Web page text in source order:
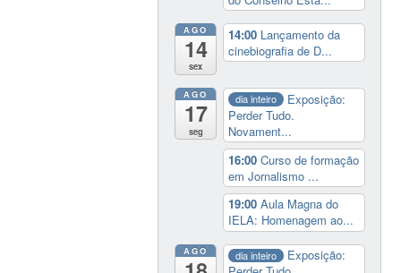
AGO
14
sex
14:00 Lançamento da
cinebiografia de D...
AGO
17
seg
dia inteiro
Exposição:
Perder Tudo.
Novament...
16:00Curso de formação
em Jornalismo ...
19:00Aula Magna do
IELA: Homenagem ao...
AGO dia inteiro
Exposição: